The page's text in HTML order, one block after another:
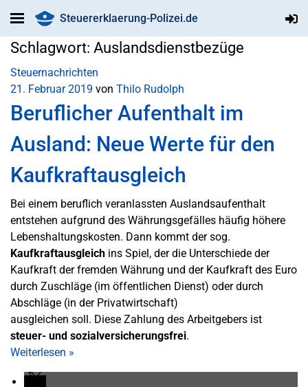
Steuererklaerung-Polizei.de
Schlagwort: Auslandsdienstbezüge
Steuernachrichten
21. Februar 2019 von Thilo Rudolph
Beruflicher Aufenthalt im
Ausland: Neue Werte für den
Kaufkraftausgleich
Bei einem beruflich veranlassten Auslandsaufenthalt
entstehen aufgrund des Währungsgefälles häufig höhere
Lebenshaltungskosten. Dann kommt der sog.
Kaufkraftausgleich ins Spiel, der die Unterschiede der
Kaufkraft der fremden Währung und der Kaufkraft des Euro
durch Zuschläge (im öffentlichen Dienst) oder durch
Abschläge (in der Privatwirtschaft)
ausgleichen soll. Diese Zahlung des Arbeitgebers ist
steuer- und sozialversicherungsfrei.
Weiterlesen »